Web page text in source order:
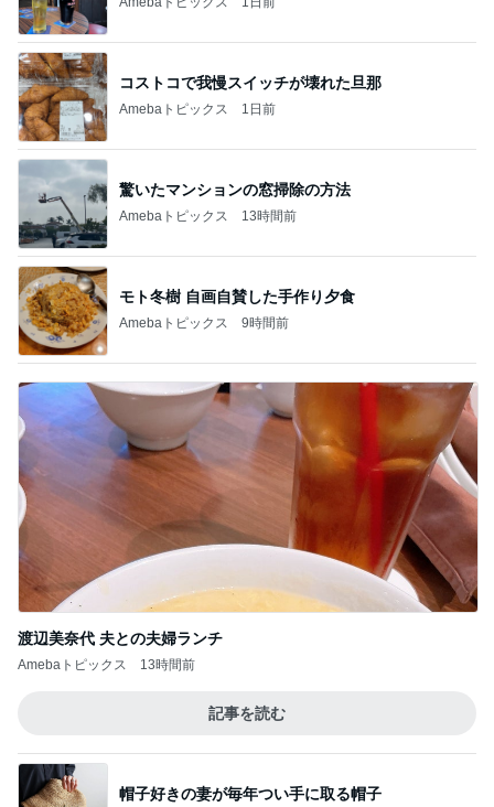
コストコで我慢スイッチが壊れた旦那
Amebaトピックス 1日前
驚いたマンションの窓掃除の方法
Amebaトピックス 13時間前
モト冬樹 自画自賛した手作り夕食
Amebaトピックス 9時間前
渡辺美奈代 夫との夫婦ランチ
Amebaトピックス 13時間前
記事を読む
帽子好きの妻が毎年つい手に取る帽子